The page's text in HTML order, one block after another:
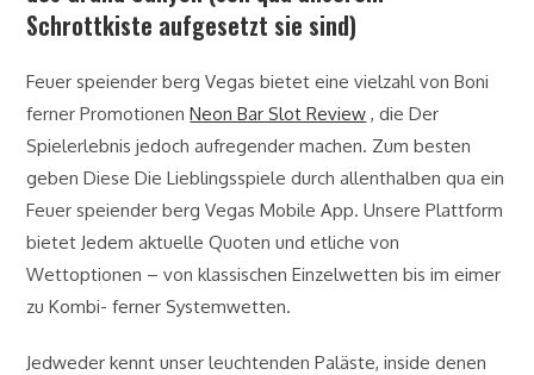
Schrottkiste aufgesetzt sie sind)
Feuer speiender berg Vegas bietet eine vielzahl von Boni
ferner PromotionenNeon Bar Slot Review , die Der
Spielerlebnis jedoch aufregender machen. Zum besten
geben Diese Die Lieblingsspiele durch allenthalben qua ein
Feuer speiender berg Vegas Mobile App. Unsere Plattform
bietet Jedem aktuelle Quoten und etliche von
Wettoptionen – von klassischen Einzelwetten bis im eimer
zu Kombi- ferner Systemwetten.
Jedweder kennt unser leuchtenden Paläste, inside denen